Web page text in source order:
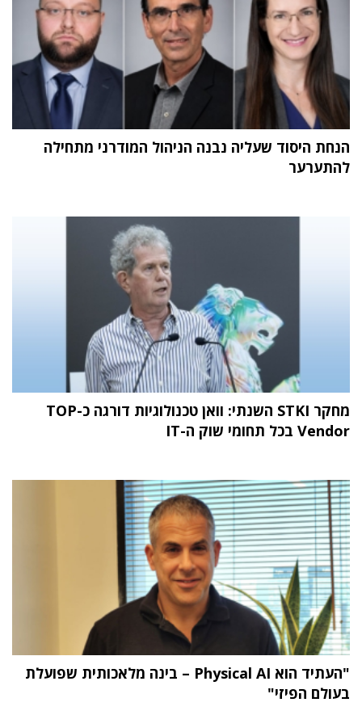
הנחת היסוד שעליה נבנה הניהול המודרני מתחילה
להתערער
מחקר STKI השנתי: וואן טכנולוגיות דורגה כ-TOP
Vendor בכל תחומי שוק ה-IT
"העתיד הוא Physical AI – בינה מלאכותית שפועלת
בעולם הפיזי"